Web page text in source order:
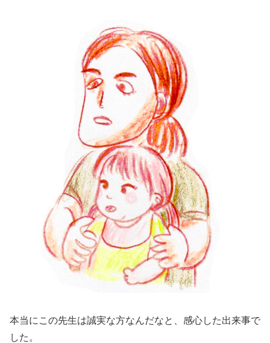
本当にこの先生は誠実な方なんだなと、感心した出来事で
した。